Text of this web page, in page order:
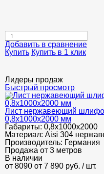
Добавить в сравнение
Купить Купить в 1 клик
Лидеры продаж
Быстрый просмотр
Лист нержавеющий
0,8х1000х2000 мм
Габариты: 0,8х1000х2000
Материал: Aisi 304
Производитель: Германия
Продажа от 3 метров
В наличии
от 8090 от 7 890 руб. / шт.